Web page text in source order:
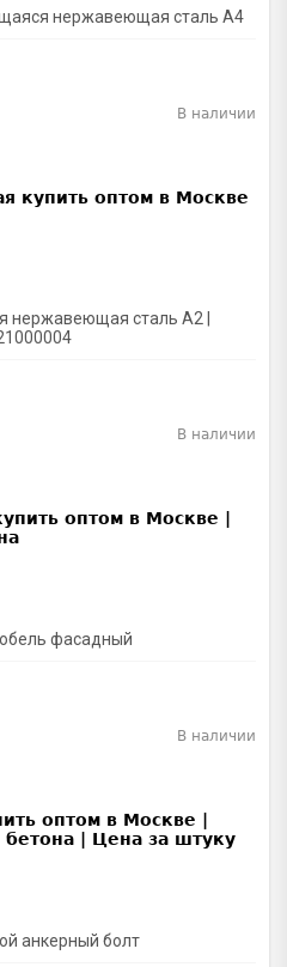
нержавеющая сталь A4
нержавеющая сталь A2 |
В наличии
фасадный
В наличии
анкерный болт
В наличии